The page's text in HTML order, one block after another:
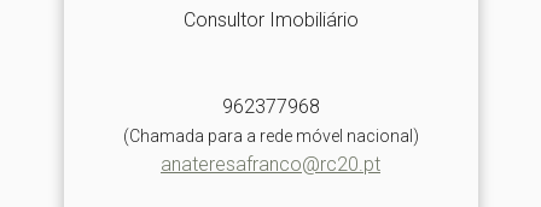
Consultor Imobiliário
962377968
(Chamada para a rede móvel nacional)
anateresafranco@rc20.pt